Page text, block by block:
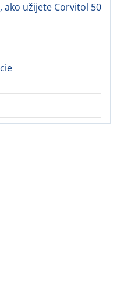
užijete Corvitol 50